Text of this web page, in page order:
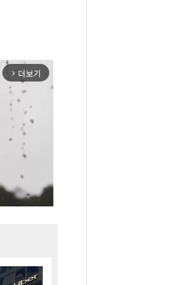
arrow_forward_ios 더보기